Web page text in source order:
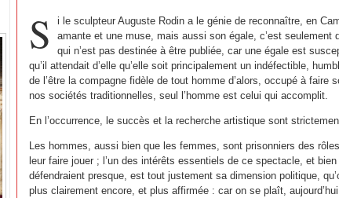
S
i le sculpteur Auguste Rodin a le génie de reconnaître, en
amante et une muse, mais aussi son égale, c’est seulement
qui n’est pas destinée à être publiée, car une égale est
qu’il attendait d’elle qu’elle soit principalement un indéfectible,
de l’être la compagne fidèle de tout homme d’alors, occupé à faire
nos sociétés traditionnelles, seul l’homme est celui qui accomplit.
En l’occurrence, le succès et la recherche artistique sont
Les hommes, aussi bien que les femmes, sont prisonniers des
leur faire jouer ; l’un des intérêts essentiels de ce spectacle, et
défendraient presque, est tout justement sa dimension politique,
plus clairement encore, et plus affirmée : car on se plaît,